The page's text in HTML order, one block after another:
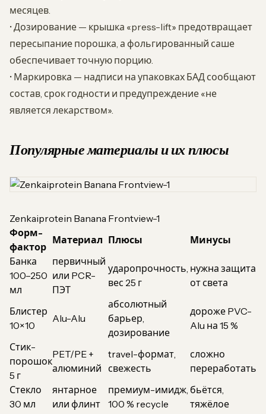
месяцев.
• Дозирование — крышка «press-lift» предотвращает
пересыпание порошка, а фольгированный саше
обеспечивает точную порцию.
• Маркировка — надписи на упаковках БАД сообщают
состав, срок годности и предупреждение «не
является лекарством».
Популярные материалы и их плюсы
Zenkaiprotein Banana Frontview-1
Форм-
фактор
Материал Плюсы
Минусы
Банка
100–250
мл
первичный
или PCR-
ПЭТ
ударопрочность,
вес 25 г
нужна защита
от света
Блистер
10×10
Alu-Alu
абсолютный
барьер,
дозирование
дороже PVC-
Alu на 15 %
Стик-
порошок
5 г
PET/PE +
алюминий
travel-формат,
свежесть
сложно
переработать
Стекло
30 мл
янтарное
или флинт
премиум-имидж,
100 % recycle
бьётся,
тяжёлое